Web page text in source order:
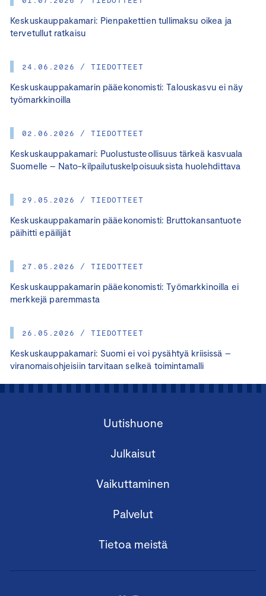
Keskuskauppakamari: Pienpakettien tullimaksu oikea ja
tervetullut ratkaisu
24.06.2026 / TIEDOTTEET
Keskuskauppakamarin pääekonomisti: Talouskasvu ei näy
työmarkkinoilla
02.06.2026 / TIEDOTTEET
Keskuskauppakamari: Puolustusteollisuus tärkeä kasvuala
Suomelle – Nato-kilpailutuskelpoisuuksista huolehdittava
29.05.2026 / TIEDOTTEET
Keskuskauppakamarin pääekonomisti: Bruttokansantuote
päihitti epäilijät
27.05.2026 / TIEDOTTEET
Keskuskauppakamarin pääekonomisti: Työmarkkinoilla ei
merkkejä paremmasta
26.05.2026 / TIEDOTTEET
Keskuskauppakamari: Suomi ei voi pysähtyä kriisissä –
viranomaisohjeisiin tarvitaan selkeä toimintamalli
Uutishuone
Julkaisut
Vaikuttaminen
Palvelut
Tietoa meistä